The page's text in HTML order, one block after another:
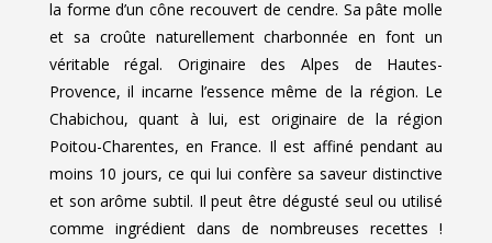
la forme d’un cône recouvert de cendre. Sa pâte molle
et sa croûte naturellement charbonnée en font un
véritable régal. Originaire des Alpes de Hautes-
Provence, il incarne l’essence même de la région. Le
Chabichou, quant à lui, est originaire de la région
Poitou-Charentes, en France. Il est affiné pendant au
moins 10 jours, ce qui lui confère sa saveur distinctive
et son arôme subtil. Il peut être dégusté seul ou utilisé
comme ingrédient dans de nombreuses recettes !